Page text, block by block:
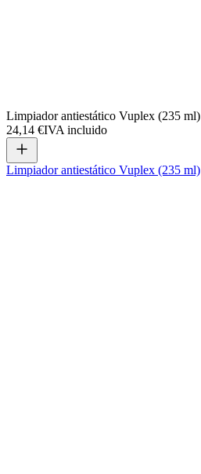
Limpiador antiestático Vuplex (235 ml)
24,14 €IVA incluido
Limpiador antiestático Vuplex (235 ml)